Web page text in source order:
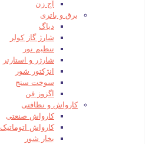
آج زن
برق و باتری
دیاگ
شارژ گاز کولر
تنظیم نور
شارژر و استارتر
انژکتور شور
سوخت سنج
اگزوز فن
کارواش و نظافتی
کارواش صنعتی
کارواش اتوماتیک
بخار شور